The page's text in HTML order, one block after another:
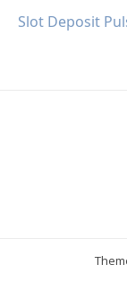
Slot Deposit